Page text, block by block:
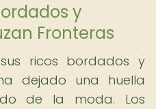
y
Fronteras
ricos bordados y
dejado una huella
de la moda. Los